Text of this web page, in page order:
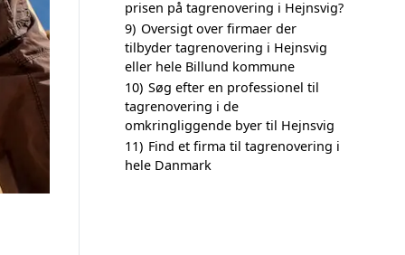
prisen på tagrenovering i Hejnsvig?
9) Oversigt over firmaer der
tilbyder tagrenovering i Hejnsvig
eller hele Billund kommune
10) Søg efter en professionel til
tagrenovering i de
omkringliggende byer til Hejnsvig
11) Find et firma til tagrenovering i
hele Danmark